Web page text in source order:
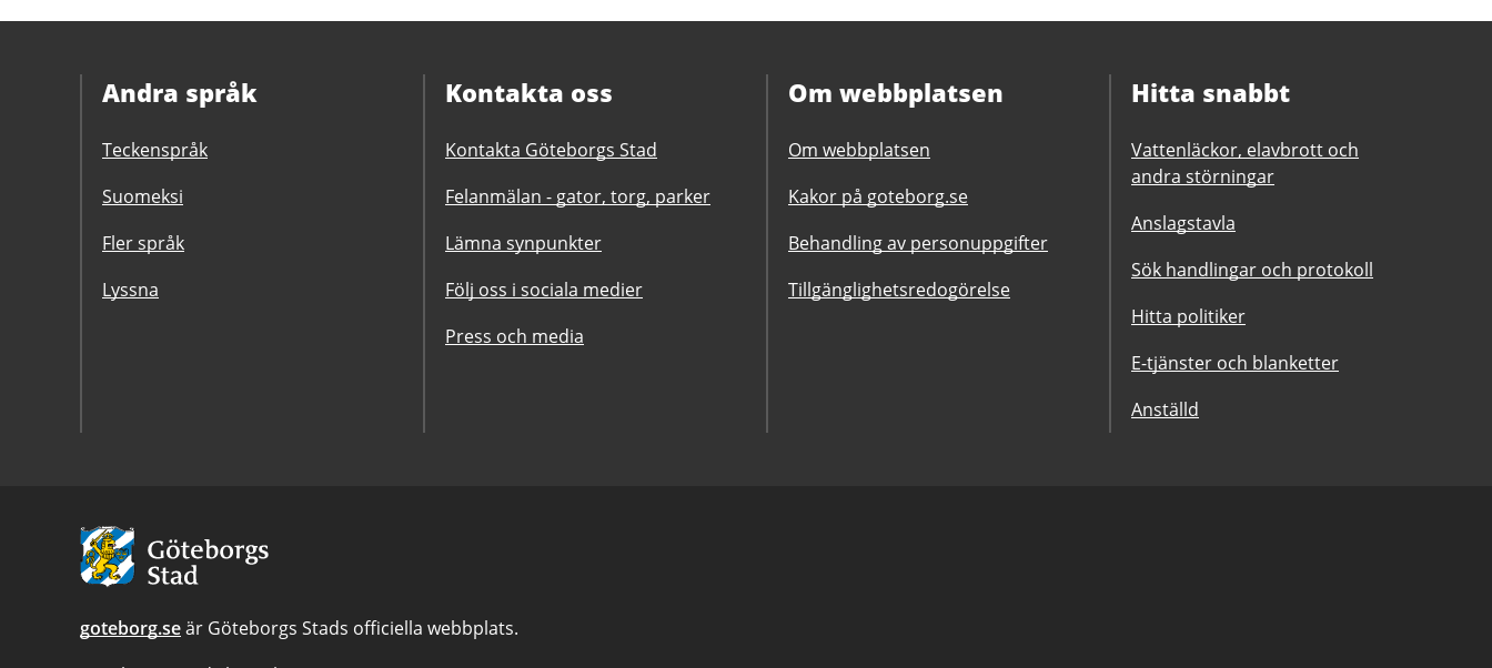
Andra språk
Teckenspråk
Suomeksi
Fler språk
Lyssna
Kontakta oss
Kontakta Göteborgs Stad
Felanmälan - gator, torg, parker
Lämna synpunkter
Följ oss i sociala medier
Press och media
Om webbplatsen
Om webbplatsen
Kakor på goteborg.se
Behandling av personuppgifter
Tillgänglighetsredogörelse
Hitta snabbt
Vattenläckor, elavbrott och
andra störningar
Anslagstavla
Sök handlingar och protokoll
Hitta politiker
E-tjänster och blanketter
Anställd
Avsändare:
Göteborgs
Stad
goteborg.seär Göteborgs Stads officiella webbplats.